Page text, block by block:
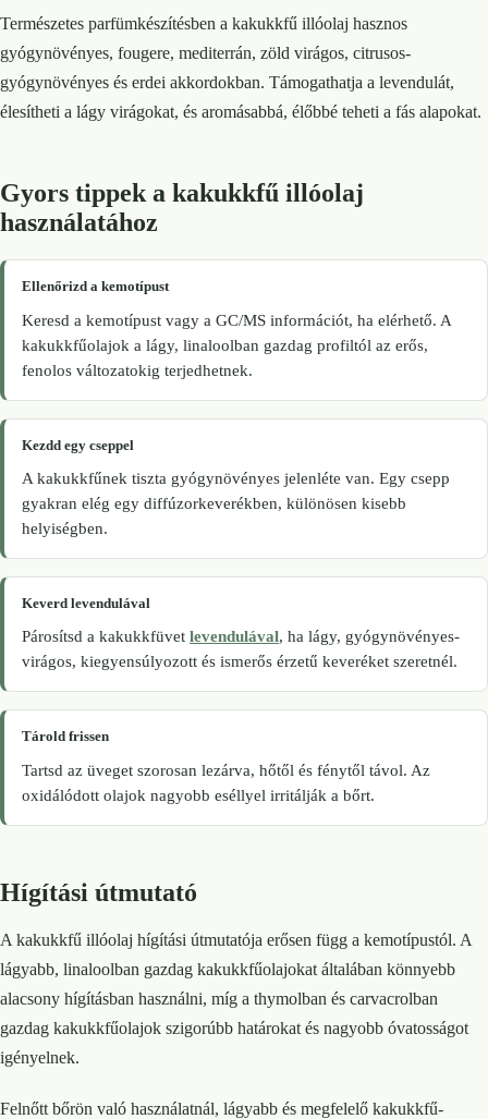
Természetes parfümkészítésben a kakukkfű illóolaj hasznos
gyógynövényes, fougere, mediterrán, zöld virágos, citrusos-
gyógynövényes és erdei akkordokban. Támogathatja a levendulát,
élesítheti a lágy virágokat, és aromásabbá, élőbbé teheti a fás alapokat.
Gyors tippek a kakukkfű illóolaj
használatához
Ellenőrizd a kemotípust
Keresd a kemotípust vagy a GC/MS információt, ha elérhető. A
kakukkfűolajok a lágy, linaloolban gazdag profiltól az erős,
fenolos változatokig terjedhetnek.
Kezdd egy cseppel
A kakukkfűnek tiszta gyógynövényes jelenléte van. Egy csepp
gyakran elég egy diffúzorkeverékben, különösen kisebb
helyiségben.
Keverd levendulával
Párosítsd a kakukkfüvet levendulával, ha lágy, gyógynövényes-
virágos, kiegyensúlyozott és ismerős érzetű keveréket szeretnél.
Tárold frissen
Tartsd az üveget szorosan lezárva, hőtől és fénytől távol. Az
oxidálódott olajok nagyobb eséllyel irritálják a bőrt.
Hígítási útmutató
A kakukkfű illóolaj hígítási útmutatója erősen függ a kemotípustól. A
lágyabb, linaloolban gazdag kakukkfűolajokat általában könnyebb
alacsony hígításban használni, míg a thymolban és carvacrolban
gazdag kakukkfűolajok szigorúbb határokat és nagyobb óvatosságot
igényelnek.
Felnőtt bőrön való használatnál, lágyabb és megfelelő kakukkfű-